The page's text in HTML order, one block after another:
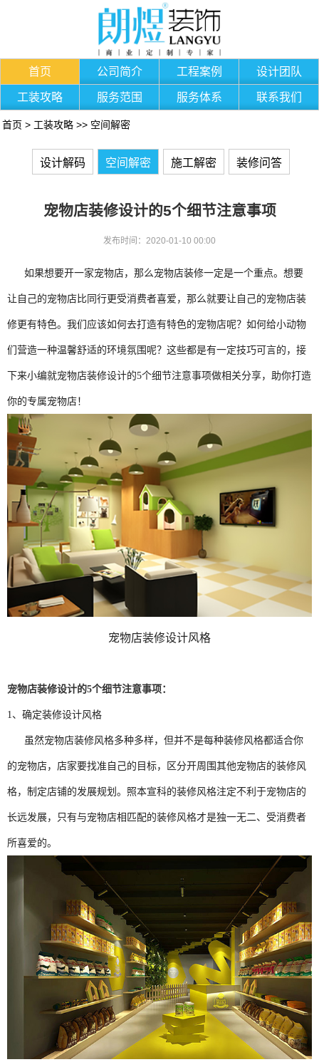
首页 公司简介 工程案例 设计团队
工装攻略 服务范围 服务体系 联系我们
首页 > 工装攻略 >> 空间解密
设计解码 空间解密 施工解密 装修问答
宠物店装修设计的5个细节注意事项
发布时间：2020-01-10 00:00
如果想要开一家宠物店，那么宠物店装修一定是一个重点。想要
让自己的宠物店比同行更受消费者喜爱，那么就要让自己的宠物店装
修更有特色。我们应该如何去打造有特色的宠物店呢？如何给小动物
们营造一种温馨舒适的环境氛围呢？这些都是有一定技巧可言的，接
下来小编就宠物店装修设计的5个细节注意事项做相关分享，助你打造
你的专属宠物店！
宠物店装修设计风格
宠物店装修设计的5个细节注意事项：
1、确定装修设计风格
虽然宠物店装修风格多种多样，但并不是每种装修风格都适合你
的宠物店，店家要找准自己的目标，区分开周围其他宠物店的装修风
格，制定店铺的发展规划。照本宣科的装修风格注定不利于宠物店的
长远发展，只有与宠物店相匹配的装修风格才是独一无二、受消费者
所喜爱的。